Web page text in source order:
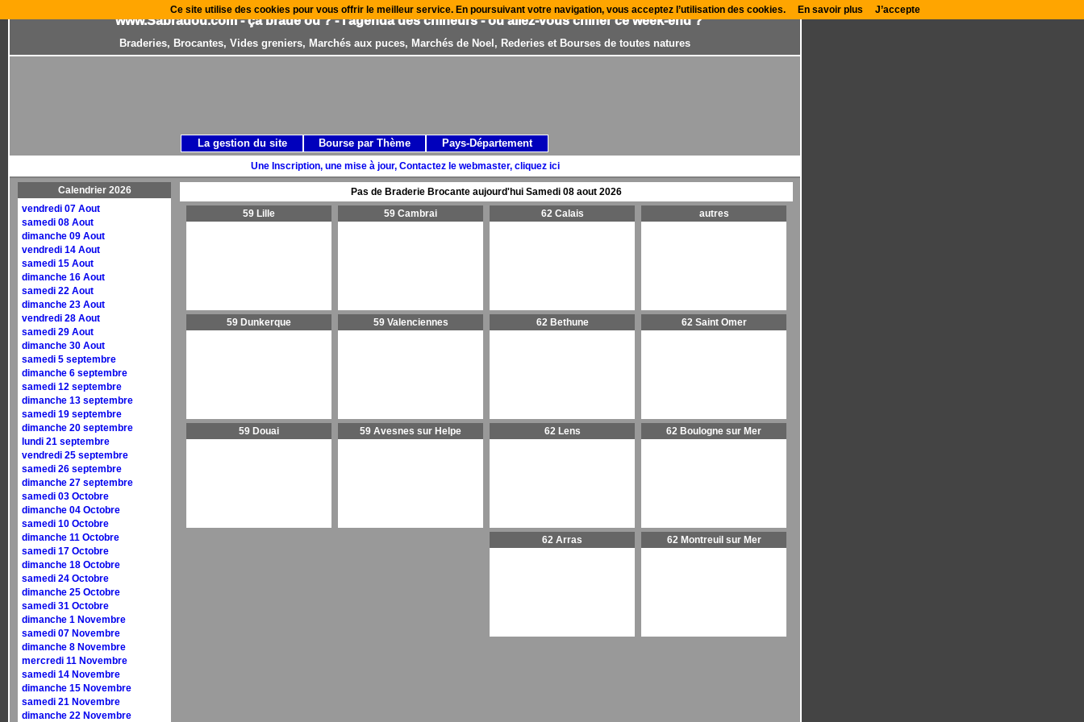
www.Sabradou.com - ça brade où ? - l'agenda des chineurs - où allez-vous chiner ce week-end ?
Braderies, Brocantes, Vides greniers, Marchés aux puces, Marchés de Noel, Rederies et Bourses de toutes natures
Une Inscription, une mise à jour, Contactez le webmaster, cliquez ici
Calendrier 2026
vendredi 07 Aout
samedi 08 Aout
dimanche 09 Aout
vendredi 14 Aout
samedi 15 Aout
dimanche 16 Aout
samedi 22 Aout
dimanche 23 Aout
vendredi 28 Aout
samedi 29 Aout
dimanche 30 Aout
samedi 5 septembre
dimanche 6 septembre
samedi 12 septembre
dimanche 13 septembre
samedi 19 septembre
dimanche 20 septembre
lundi 21 septembre
vendredi 25 septembre
samedi 26 septembre
dimanche 27 septembre
samedi 03 Octobre
dimanche 04 Octobre
samedi 10 Octobre
dimanche 11 Octobre
samedi 17 Octobre
dimanche 18 Octobre
samedi 24 Octobre
dimanche 25 Octobre
samedi 31 Octobre
dimanche 1 Novembre
samedi 07 Novembre
dimanche 8 Novembre
mercredi 11 Novembre
samedi 14 Novembre
dimanche 15 Novembre
samedi 21 Novembre
dimanche 22 Novembre
Pas de Braderie Brocante aujourd'hui Samedi 08 aout 2026
59 Lille
59 Dunkerque
59 Douai
59 Cambrai
59 Valenciennes
59 Avesnes sur Helpe
62 Calais
62 Bethune
62 Lens
62 Arras
autres
62 Saint Omer
62 Boulogne sur Mer
62 Montreuil sur Mer
La gestion du site Bourse par Thème Pays-Département
Ce site utilise des cookies pour vous offrir le meilleur service. En poursuivant votre navigation, vous acceptez l’utilisation des cookies. En savoir plus J’accepte